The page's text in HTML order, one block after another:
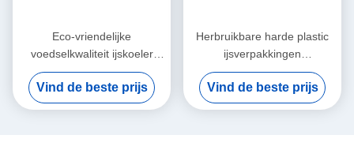
Eco-vriendelijke
voedselkwaliteit ijskoeler
baksteen voor voedsel
langdurig vervoer voor
voedsel bevroren
Vind de beste prijs
Herbruikbare harde plastic
ijsverpakkingen
voedselkwaliteit met
golvende vorm voor bier
blikjes voor voedsel
Vind de beste prijs